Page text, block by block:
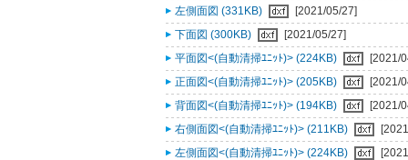
左側面図 (331KB)
[2021/05/27]
下面図 (300KB)
[2021/05/27]
平面図<(自動清掃ﾕﾆｯﾄ)> (224KB)
[2021/
正面図<(自動清掃ﾕﾆｯﾄ)> (205KB)
[2021/
背面図<(自動清掃ﾕﾆｯﾄ)> (194KB)
[2021/
右側面図<(自動清掃ﾕﾆｯﾄ)> (211KB)
左側面図<(自動清掃ﾕﾆｯﾄ)> (224KB)